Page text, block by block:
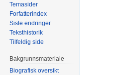
Temasider
Forfatterindex
Siste endringer
Teksthistorik
Tilfeldig side
Bakgrunnsmateriale
Biografisk oversikt